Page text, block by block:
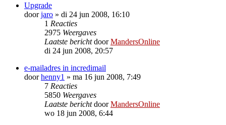
Upgrade
doorjaro » di 24 jun 2008, 16:10
1 Reacties
2975 Weergaves
Laatste berichtdoorMandersOnline
di 24 jun 2008, 20:57
e-mailadres in incredimail
doorhenny1 » ma 16 jun 2008, 7:49
7 Reacties
5850 Weergaves
Laatste berichtdoorMandersOnline
wo 18 jun 2008, 6:44